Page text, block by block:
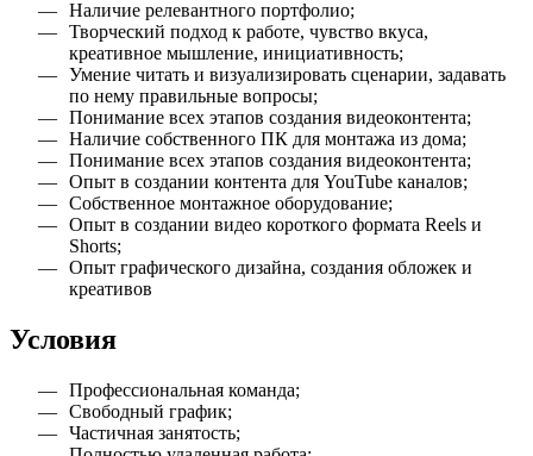
Наличие релевантного портфолио;
Творческий подход к работе, чувство вкуса,
креативное мышление, инициативность;
Умение читать и визуализировать сценарии, задавать
по нему правильные вопросы;
Понимание всех этапов создания видеоконтента;
Наличие собственного ПК для монтажа из дома;
Понимание всех этапов создания видеоконтента;
Опыт в создании контента для YouTube каналов;
Собственное монтажное оборудование;
Опыт в создании видео короткого формата Reels и
Shorts;
Опыт графического дизайна, создания обложек и
креативов
Условия
Профессиональная команда;
Свободный график;
Частичная занятость;